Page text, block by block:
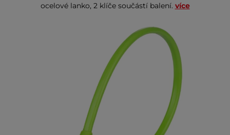
ocelové lanko, 2 klíče součástí balení. více